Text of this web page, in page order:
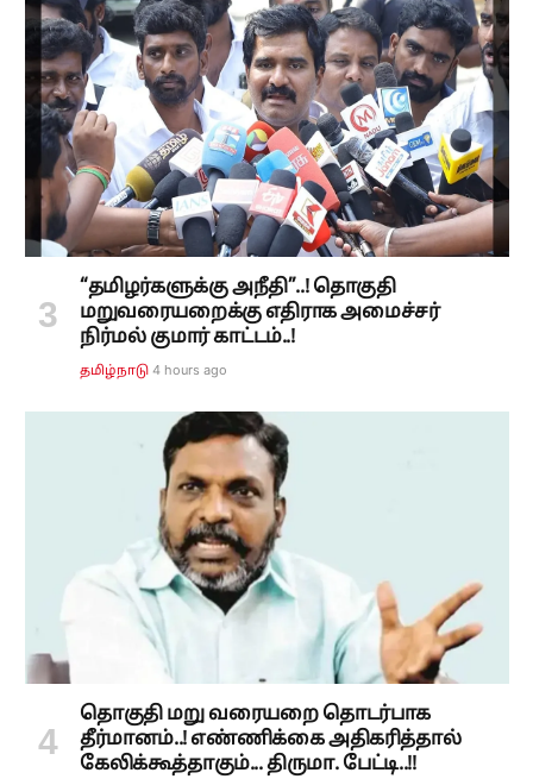
“தமிழர்களுக்கு அநீதி”..! தொகுதி
மறுவரையறைக்கு எதிராக அமைச்சர்
நிர்மல் குமார் காட்டம்..!
தமிழ்நாடு 4 hours ago
தொகுதி மறு வரையறை தொடர்பாக
தீர்மானம்..! எண்ணிக்கை அதிகரித்தால்
கேலிக்கூத்தாகும்... திருமா. பேட்டி..!!